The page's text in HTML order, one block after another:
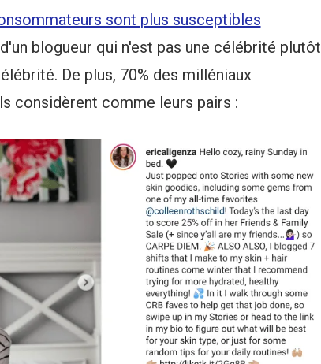
sont plus susceptibles
blogueur qui n'est pas une célébrité plutôt
De plus, 70% des milléniaux
considèrent comme leurs pairs :